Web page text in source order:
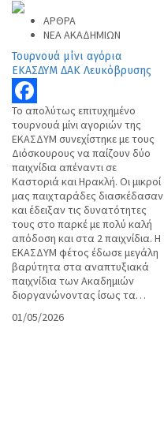
ΑΡΘΡΑ
ΝΕΑ ΑΚΑΔΗΜΙΩΝ
Τουρνουά μίνι αγόρια
ΕΚΑΣΔΥΜ ΔΑΚ Λευκόβρυσης
Facebook
Το απολύτως επιτυχημένο
τουρνουά μίνι αγοριών της
ΕΚΑΣΔΥΜ συνεχίστηκε με τους
Διόσκουρους να παίζουν δύο
παιχνίδια απέναντι σε
Καστοριά και Ηρακλή. Οι μικροί
μας παιχταράδες διασκέδασαν
και έδειξαν τις δυνατότητες
τους στο παρκέ με πολύ καλή
απόδοση και στα 2 παιχνίδια. Η
ΕΚΑΣΔΥΜ φέτος έδωσε μεγάλη
βαρύτητα στα αναπτυξιακά
παιχνίδια των Ακαδημιών
διοργανώνοντας ίσως τα…
01/05/2026